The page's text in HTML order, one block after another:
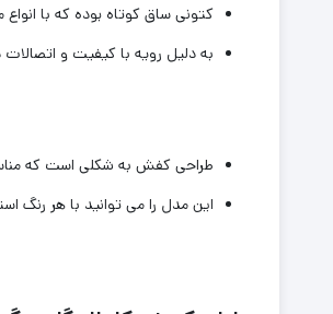
کتونی ساق کوتاه بوده که با
به دلیل رویه با کیفیت و
طراحی کفش به شکلی است که
این مدل را می توانید با هر رنگ